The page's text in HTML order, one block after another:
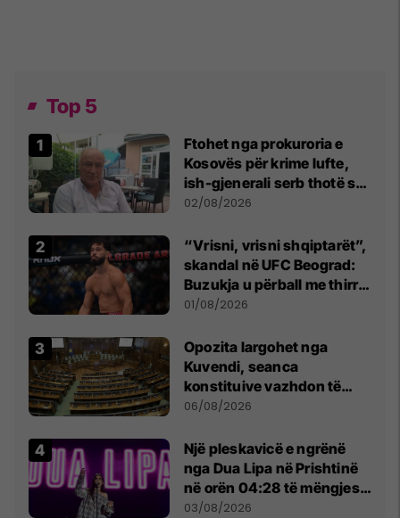
Top 5
Ftohet nga prokuroria e
Kosovës për krime lufte,
ish-gjenerali serb thotë se
dikush e tradhtoi në
02/08/2026
“Vrisni, vrisni shqiptarët”,
skandal në UFC Beograd:
Buzukja u përball me thirrje
anti-shqiptare nga
01/08/2026
Opozita largohet nga
Kuvendi, seanca
konstituive vazhdon të
shtunën në orën 11:00
06/08/2026
Një pleskavicë e ngrënë
nga Dua Lipa në Prishtinë
në orën 04:28 të mëngjesit
- dhe bota digjitale serbe
03/08/2026